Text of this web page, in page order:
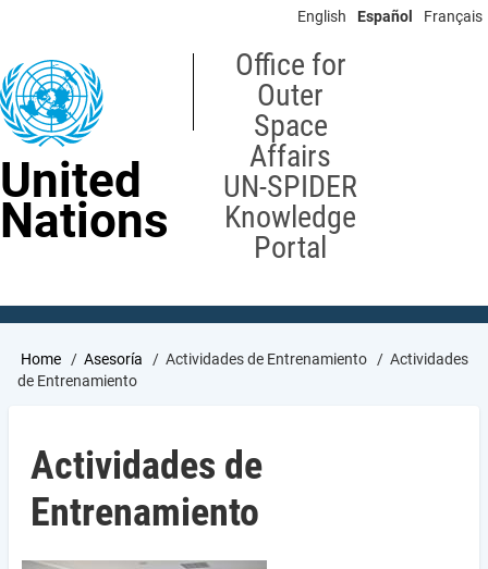
content
English Español Français
United
Nations
Office for
Outer
Space
Affairs
UN-SPIDER
Knowledge
Portal
Breadcrumb
Home Asesoría Actividades de Entrenamiento
Actividades
de Entrenamiento
Actividades de
Entrenamiento